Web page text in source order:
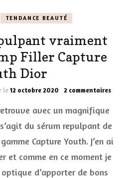
TENDANCE BEAUTÉ
vraiment
Filler Capture
Dior
le12 octobre 2020 2 commentairessur
avec un magnifique
du sérum repulpant de
Capture Youth. J’en ai
et comme en ce moment je
d’apporter de bons